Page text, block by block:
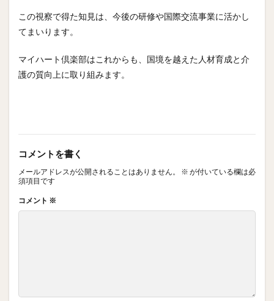
この視察で得た知見は、今後の研修や国際交流事業に活かし
てまいります。
マイハート倶楽部はこれからも、国境を越えた人材育成と介
護の質向上に取り組みます。
コメントを書く
メールアドレスが公開されることはありません。 ※ が付いている欄は必
須項目です
コメント ※